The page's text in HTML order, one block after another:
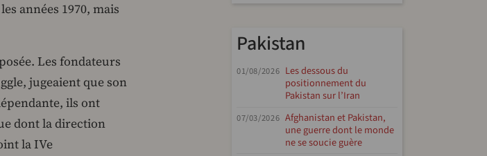
années 1970, mais
Les fondateurs
jugeaient que son
ils ont
dont la direction
la IVe
Pakistan
01/08/2026 Les dessous du
positionnement du
Pakistan sur l’Iran
07/03/2026 Afghanistan et Pakistan,
une guerre dont le monde
ne se soucie guère